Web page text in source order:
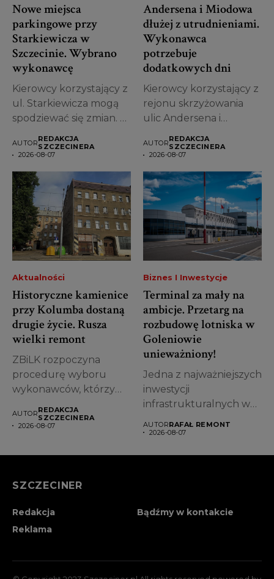
Nowe miejsca
parkingowe przy
Starkiewicza w
Szczecinie. Wybrano
wykonawcę
Kierowcy korzystający z
ul. Starkiewicza mogą
spodziewać się zmian. W
AUTORREDAKCJA
SZCZECINERA
2026-08-07
Andersena i Miodowa
dłużej z utrudnieniami.
Wykonawca
potrzebuje
dodatkowych dni
Kierowcy korzystający z
rejonu skrzyżowania
ulic Andersena i
uzbroić się...
AUTORREDAKCJA
SZCZECINERA
2026-08-07
Aktualności
Historyczne kamienice
przy Kolumba dostaną
drugie życie. Rusza
wielki remont
ZBiLK rozpoczyna
procedurę wyboru
wykonawców, którzy
modernizacją
AUTORREDAKCJA
SZCZECINERA
2026-08-07
Biznes I Inwestycje
Terminal za mały na
ambicje. Przetarg na
rozbudowę lotniska w
Goleniowie
unieważniony!
Jedna z najważniejszych
inwestycji
infrastrukturalnych w
zachodniopomorskim
AUTORRAFAŁ REMONT
2026-08-07
SZCZECINER
Redakcja
Bądźmy w kontakcie
Reklama